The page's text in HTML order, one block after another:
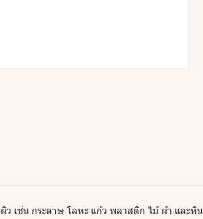
เช่น กระดาษ โลหะ แก้ว พลาสติก ไม้ ผ้า และหิน